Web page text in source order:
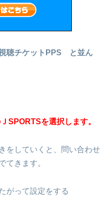
聴チケットPPS と並ん
ＪSPORTSを選択します。
をしていくと、問い合わせ
てきます。
がって設定をする